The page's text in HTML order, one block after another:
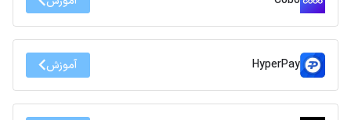
HyperPay آموزش